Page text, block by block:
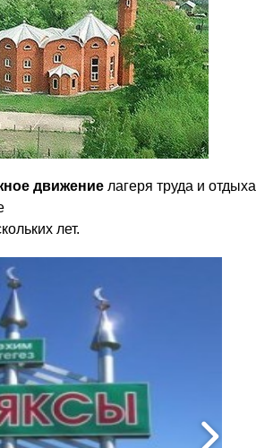
движение лагеря труда и отдыха
лет.